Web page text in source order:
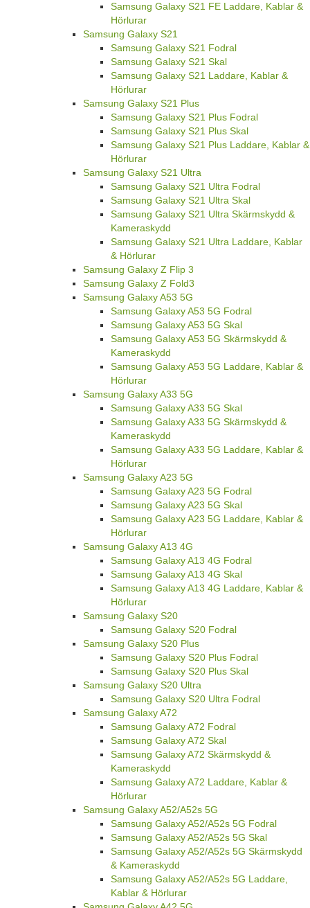
Samsung Galaxy S21 FE Laddare, Kablar &
Hörlurar
Samsung Galaxy S21
Samsung Galaxy S21 Fodral
Samsung Galaxy S21 Skal
Samsung Galaxy S21 Laddare, Kablar &
Hörlurar
Samsung Galaxy S21 Plus
Samsung Galaxy S21 Plus Fodral
Samsung Galaxy S21 Plus Skal
Samsung Galaxy S21 Plus Laddare, Kablar &
Hörlurar
Samsung Galaxy S21 Ultra
Samsung Galaxy S21 Ultra Fodral
Samsung Galaxy S21 Ultra Skal
Samsung Galaxy S21 Ultra Skärmskydd &
Kameraskydd
Samsung Galaxy S21 Ultra Laddare, Kablar
& Hörlurar
Samsung Galaxy Z Flip 3
Samsung Galaxy Z Fold3
Samsung Galaxy A53 5G
Samsung Galaxy A53 5G Fodral
Samsung Galaxy A53 5G Skal
Samsung Galaxy A53 5G Skärmskydd &
Kameraskydd
Samsung Galaxy A53 5G Laddare, Kablar &
Hörlurar
Samsung Galaxy A33 5G
Samsung Galaxy A33 5G Skal
Samsung Galaxy A33 5G Skärmskydd &
Kameraskydd
Samsung Galaxy A33 5G Laddare, Kablar &
Hörlurar
Samsung Galaxy A23 5G
Samsung Galaxy A23 5G Fodral
Samsung Galaxy A23 5G Skal
Samsung Galaxy A23 5G Laddare, Kablar &
Hörlurar
Samsung Galaxy A13 4G
Samsung Galaxy A13 4G Fodral
Samsung Galaxy A13 4G Skal
Samsung Galaxy A13 4G Laddare, Kablar &
Hörlurar
Samsung Galaxy S20
Samsung Galaxy S20 Fodral
Samsung Galaxy S20 Plus
Samsung Galaxy S20 Plus Fodral
Samsung Galaxy S20 Plus Skal
Samsung Galaxy S20 Ultra
Samsung Galaxy S20 Ultra Fodral
Samsung Galaxy A72
Samsung Galaxy A72 Fodral
Samsung Galaxy A72 Skal
Samsung Galaxy A72 Skärmskydd &
Kameraskydd
Samsung Galaxy A72 Laddare, Kablar &
Hörlurar
Samsung Galaxy A52/A52s 5G
Samsung Galaxy A52/A52s 5G Fodral
Samsung Galaxy A52/A52s 5G Skal
Samsung Galaxy A52/A52s 5G Skärmskydd
& Kameraskydd
Samsung Galaxy A52/A52s 5G Laddare,
Kablar & Hörlurar